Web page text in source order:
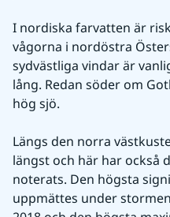
I nordiska farvatten är
vågorna i nordöstra
sydvästliga vindar är
lång. Redan söder om
hög sjö.
Längs den norra
längst och här har också
noterats. Den högsta
uppmättes under